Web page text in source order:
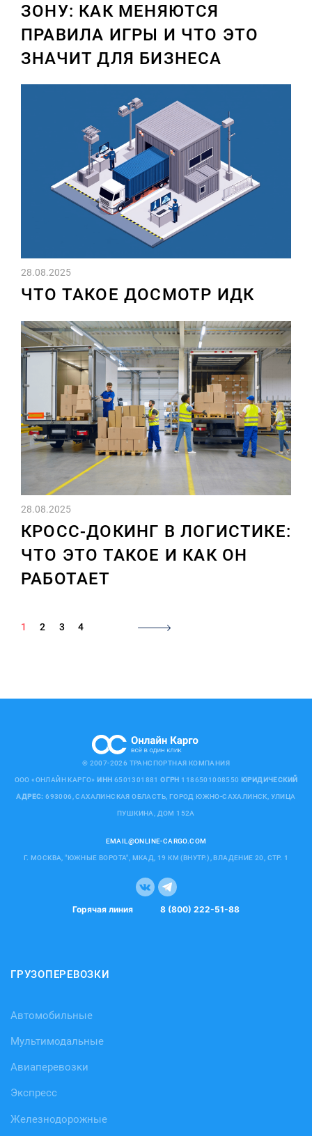
ЗОНУ: КАК МЕНЯЮТСЯ
ПРАВИЛА ИГРЫ И ЧТО ЭТО
ЗНАЧИТ ДЛЯ БИЗНЕСА
28.08.2025
ЧТО ТАКОЕ ДОСМОТР ИДК
28.08.2025
КРОСС-ДОКИНГ В ЛОГИСТИКЕ:
ЧТО ЭТО ТАКОЕ И КАК ОН
РАБОТАЕТ
1 2 3 4
© 2007-2026 ТРАНСПОРТНАЯ КОМПАНИЯ
ООО «ОНЛАЙН КАРГО» ИНН 6501301881ОГРН 1186501008550 ЮРИДИЧЕСКИЙ
АДРЕС: 693006, САХАЛИНСКАЯ ОБЛАСТЬ, ГОРОД ЮЖНО-САХАЛИНСК, УЛИЦА
ПУШКИНА, ДОМ 152А
EMAIL@ONLINE-CARGO.COM
Г. МОСКВА, "ЮЖНЫЕ ВОРОТА", МКАД, 19 КМ (ВНУТР.), ВЛАДЕНИЕ 20, СТР. 1
Горячая линия 8 (800) 222-51-88
ГРУЗОПЕРЕВОЗКИ
Автомобильные
Мультимодальные
Авиаперевозки
Экспресс
Железнодорожные